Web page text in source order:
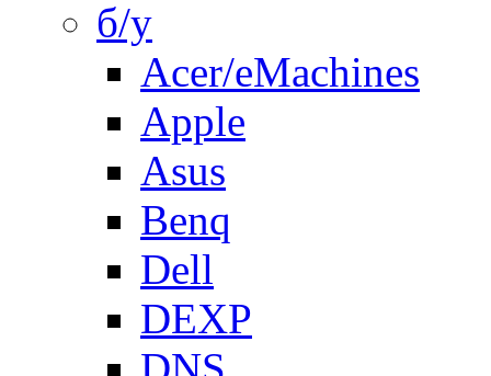
б/у
Acer/eMachines
Apple
Asus
Benq
Dell
DEXP